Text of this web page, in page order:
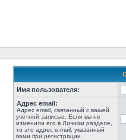
Имя пользователя:
Адрес email:
Адрес email, связанный с вашей
учётной записью. Если вы не
изменили его в Личном разделе,
то это адрес e-mail, указанный
вами при регистрации.